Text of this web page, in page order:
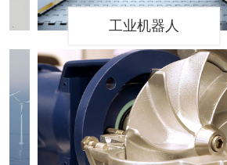
工业机器人